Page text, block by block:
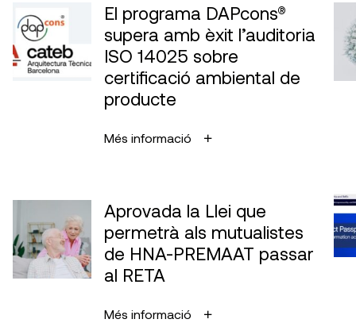
El programa DAPcons®
supera amb èxit l’auditoria
ISO 14025 sobre
certificació ambiental de
producte
Més informació
Aprovada la Llei que
permetrà als mutualistes
de HNA-PREMAAT passar
al RETA
Més informació